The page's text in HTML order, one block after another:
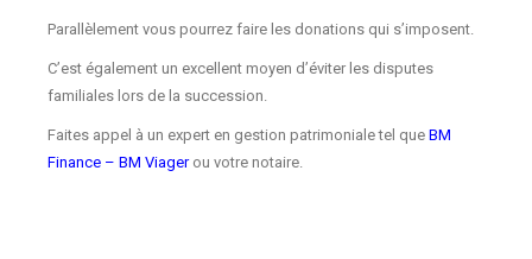
Parallèlement vous pourrez faire les donations qui s’imposent.
C’est également un excellent moyen d’éviter les disputes
familiales lors de la succession.
Faites appel à un expert en gestion patrimoniale tel queBM
Finance – BM Viagerou votre notaire.